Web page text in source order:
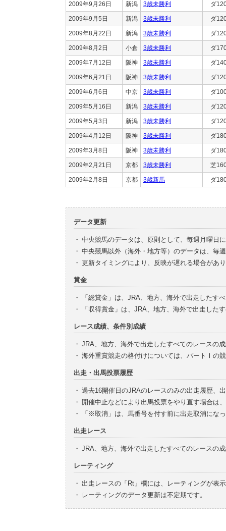
2009年9月26日 新潟 3歳未勝利 ダ
2009年9月5日 新潟 3歳未勝利 ダ
2009年8月22日 新潟 3歳未勝利 ダ
2009年8月2日 小倉 3歳未勝利 ダ
2009年7月12日 阪神 3歳未勝利 ダ
2009年6月21日 阪神 3歳未勝利 ダ
2009年6月6日 中京 3歳未勝利 ダ
2009年5月16日 新潟 3歳未勝利 ダ
2009年5月3日 新潟 3歳未勝利 ダ
2009年4月12日 阪神 3歳未勝利 ダ
2009年3月8日 阪神 3歳未勝利 ダ
2009年2月21日 京都 3歳未勝利 芝
2009年2月8日 京都 3歳新馬 ダ
データ更新
・ 中央競馬のデータは、原則として、毎週月曜日
・ 中央競馬以外（海外・地方等）のデータは、毎
・ 更新タイミングにより、反映が遅れる場合があ
賞金
・
「総賞金」は、JRA、地方、海外で出走したす
・
「収得賞金」は、JRA、地方、海外で出走した
レース成績、条件別成績
・ JRA、地方、海外で出走したすべてのレースの
・ 海外重賞競走の格付けについては、パートⅠの
出走・出馬投票履歴
・ 過去16開催日のJRAのレースのみの出走履歴、
・ 開催中止などにより出馬投票をやり直す場合は
・
「※取消」は、馬番号を付す前に出走取消にな
出走レース
・ JRA、地方、海外で出走したすべてのレースの
レーティング
・ 出走レースの「Rt」欄には、レーティングが表
・
レーティングのデータ更新は不定期です。